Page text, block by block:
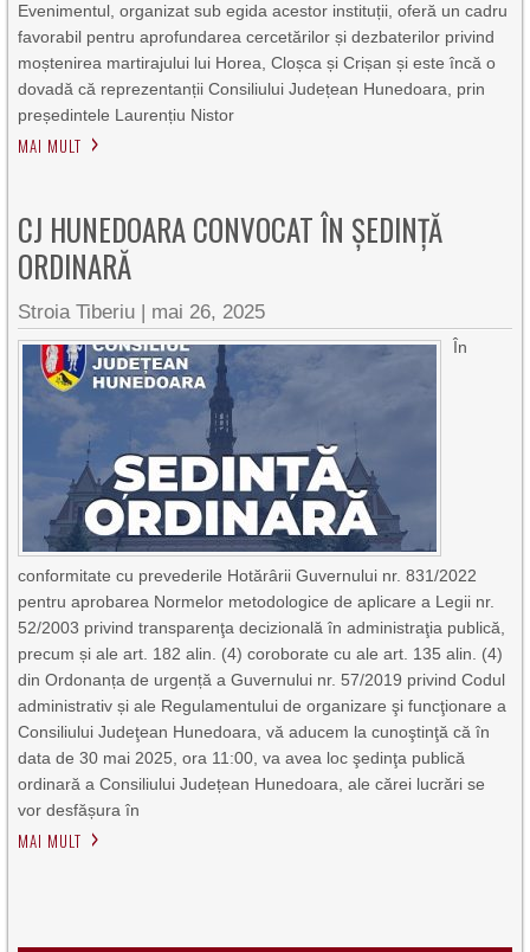
Evenimentul, organizat sub egida acestor instituții, oferă un cadru
favorabil pentru aprofundarea cercetărilor și dezbaterilor privind
moștenirea martirajului lui Horea, Cloșca și Crișan și este încă o
dovadă că reprezentanții Consiliului Județean Hunedoara, prin
președintele Laurențiu Nistor
MAI MULT
CJ HUNEDOARA CONVOCAT ÎN ȘEDINȚĂ
ORDINARĂ
Stroia Tiberiu | mai 26, 2025
În
conformitate cu prevederile Hotărârii Guvernului nr. 831/2022
pentru aprobarea Normelor metodologice de aplicare a Legii nr.
52/2003 privind transparenţa decizională în administraţia publică,
precum și ale art. 182 alin. (4) coroborate cu ale art. 135 alin. (4)
din Ordonanța de urgență a Guvernului nr. 57/2019 privind Codul
administrativ și ale Regulamentului de organizare şi funcţionare a
Consiliului Judeţean Hunedoara, vă aducem la cunoştinţă că în
data de 30 mai 2025, ora 11:00, va avea loc şedinţa publică
ordinară a Consiliului Județean Hunedoara, ale cărei lucrări se
vor desfășura în
MAI MULT